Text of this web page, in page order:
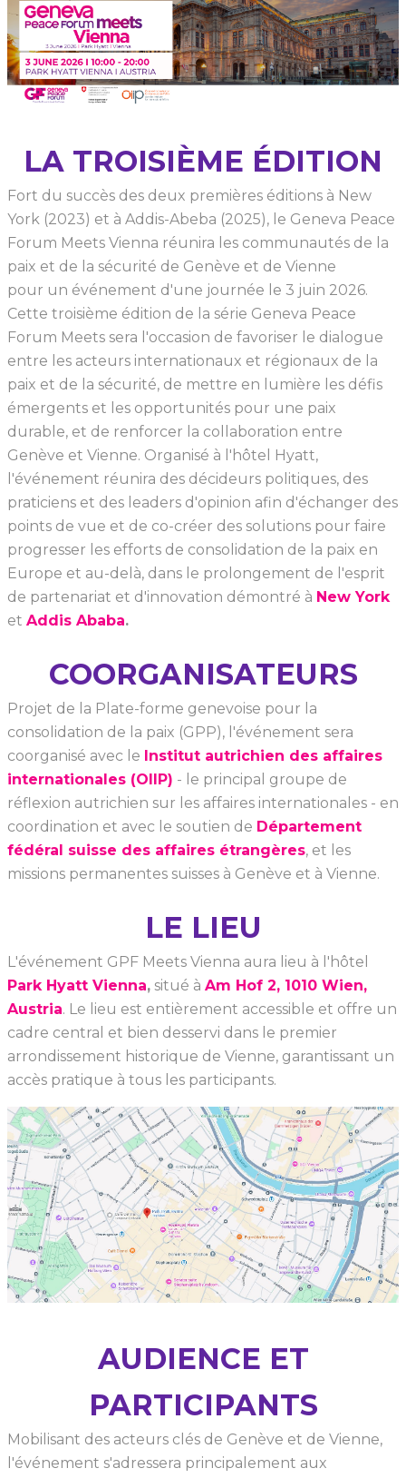
LA TROISIÈME ÉDITION
Fort du succès des deux premières éditions à New
York (2023) et à Addis-Abeba (2025), le Geneva Peace
Forum Meets Vienna réunira les communautés de la
paix et de la sécurité de Genève et de Vienne
pour un événement d'une journée le 3 juin 2026.
Cette troisième édition de la série Geneva Peace
Forum Meets sera l'occasion de favoriser le dialogue
entre les acteurs internationaux et régionaux de la
paix et de la sécurité, de mettre en lumière les défis
émergents et les opportunités pour une paix
durable, et de renforcer la collaboration entre
Genève et Vienne. Organisé à l'hôtel Hyatt,
l'événement réunira des décideurs politiques, des
praticiens et des leaders d'opinion afin d'échanger des
points de vue et de co-créer des solutions pour faire
progresser les efforts de consolidation de la paix en
Europe et au-delà, dans le prolongement de l'esprit
de partenariat et d'innovation démontré à New York
et Addis Ababa.
COORGANISATEURS
Projet de la Plate-forme genevoise pour la
consolidation de la paix (GPP), l'événement sera
coorganisé avec le Institut autrichien des affaires
internationales (OIIP) - le principal groupe de
réflexion autrichien sur les affaires internationales - en
coordination et avec le soutien de Département
fédéral suisse des affaires étrangères, et les
missions permanentes suisses à Genève et à Vienne.
LE LIEU
L'événement GPF Meets Vienna aura lieu à l'hôtel
Park Hyatt Vienna, situé à Am Hof 2, 1010 Wien,
Austria. Le lieu est entièrement accessible et offre un
cadre central et bien desservi dans le premier
arrondissement historique de Vienne, garantissant un
accès pratique à tous les participants.
AUDIENCE ET
PARTICIPANTS
Mobilisant des acteurs clés de Genève et de Vienne,
l'événement s'adressera principalement aux